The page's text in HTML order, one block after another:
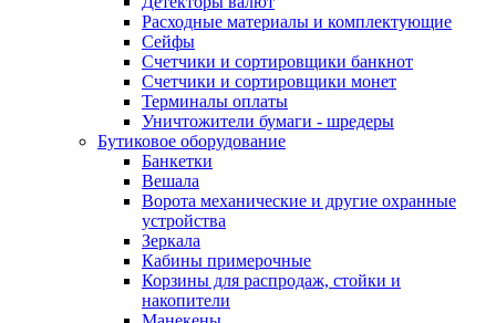
Расходные материалы и комплектующие
Сейфы
Счетчики и сортировщики банкнот
Счетчики и сортировщики монет
Терминалы оплаты
Уничтожители бумаги - шредеры
Бутиковое оборудование
Банкетки
Вешала
Ворота механические и другие охранные
устройства
Зеркала
Кабины примерочные
Корзины для распродаж, стойки и
накопители